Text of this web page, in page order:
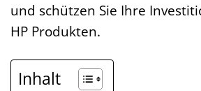
und schützen Sie Ihre
HP Produkten.
Inhalt